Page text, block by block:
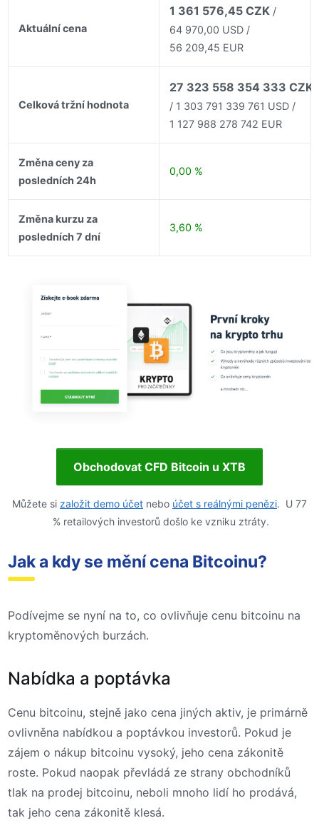
Aktuální cena
1 361 576,45 CZK /
64 970,00 USD /
56 209,45 EUR
Celková tržní hodnota
27 323 558 354 333 CZK
/ 1 303 791 339 761 USD /
1 127 988 278 742 EUR
Změna ceny za
posledních 24h
0,00 %
Změna kurzu za
posledních 7 dní
3,60 %
Obchodovat CFD Bitcoin u XTB
Můžete si založit demo účet nebo účet s reálnými penězi. U 77
% retailových investorů došlo ke vzniku ztráty.
Jak a kdy se mění cena Bitcoinu?
Podívejme se nyní na to, co ovlivňuje cenu bitcoinu na
kryptoměnových burzách.
Nabídka a poptávka
Cenu bitcoinu, stejně jako cena jiných aktiv, je primárně
ovlivněna nabídkou a poptávkou investorů. Pokud je
zájem o nákup bitcoinu vysoký, jeho cena zákonitě
roste. Pokud naopak převládá ze strany obchodníků
tlak na prodej bitcoinu, neboli mnoho lidí ho prodává,
tak jeho cena zákonitě klesá.